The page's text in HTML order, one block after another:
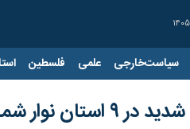
سیاست‌خارجی علمی فلسطین
شمالی کشور